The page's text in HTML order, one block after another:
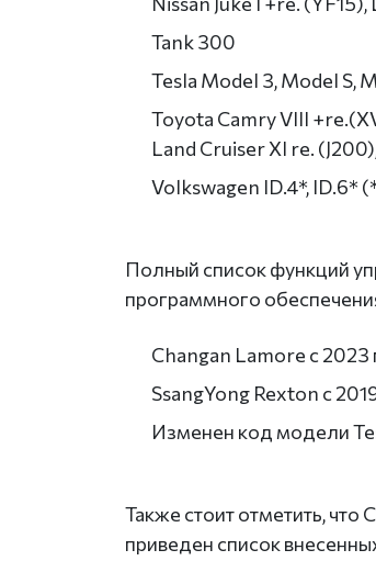
Tank 300
Tesla Model 3, Model S,
Toyota Camry VIII
Land Cruiser XI re.
Volkswagen ID.4*, ID.6*
Полный список функций
программного
Changan Lamore с 2023
SsangYong Rexton с
Изменен код модели
Также стоит отметить,
приведен список